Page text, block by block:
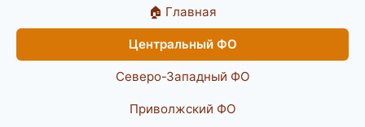
🏠 Главная
Центральный ФО
Северо-Западный ФО
Приволжский ФО